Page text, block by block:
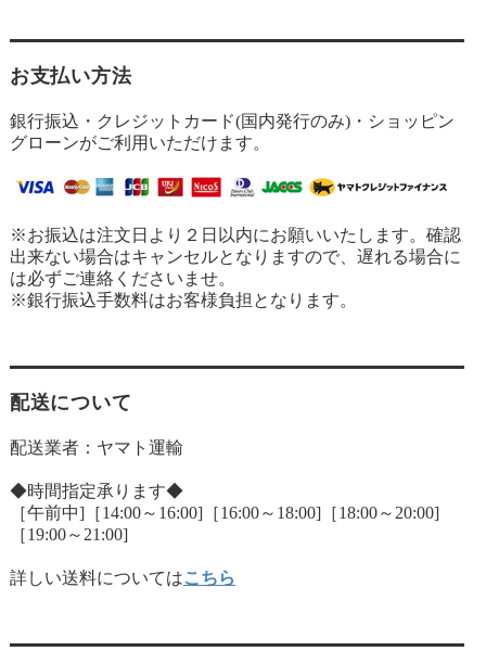
お支払い方法
銀行振込・クレジットカード(国内発行のみ)・ショッピン
グローンがご利用いただけます。
※お振込は注文日より２日以内にお願いいたします。確認
出来ない場合はキャンセルとなりますので、遅れる場合に
は必ずご連絡くださいませ。
※銀行振込手数料はお客様負担となります。
配送について
配送業者：ヤマト運輸
◆時間指定承ります◆
［午前中]［14:00～16:00]［16:00～18:00]［18:00～20:00]
［19:00～21:00]
詳しい送料についてはこちら